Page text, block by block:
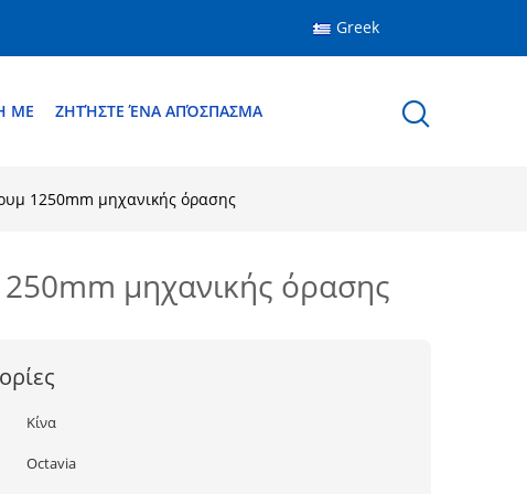
Greek
ΜΕ ΖΗΤΉΣΤΕ ΈΝΑ ΑΠΌΣΠΑΣΜΑ
1250mm μηχανικής όρασης
μηχανικής όρασης
Κίνα
Octavia